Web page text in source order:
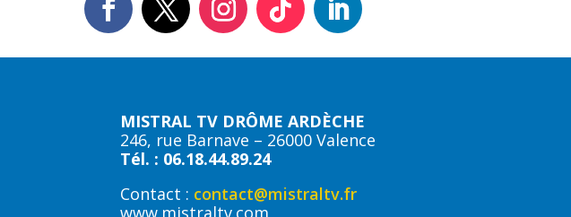
MISTRAL TV DRÔME ARDÈCHE
246, rue Barnave – 26000 Valence
Tél. : 06.18.44.89.24
Contact : contact@mistraltv.fr
www.mistraltv.com